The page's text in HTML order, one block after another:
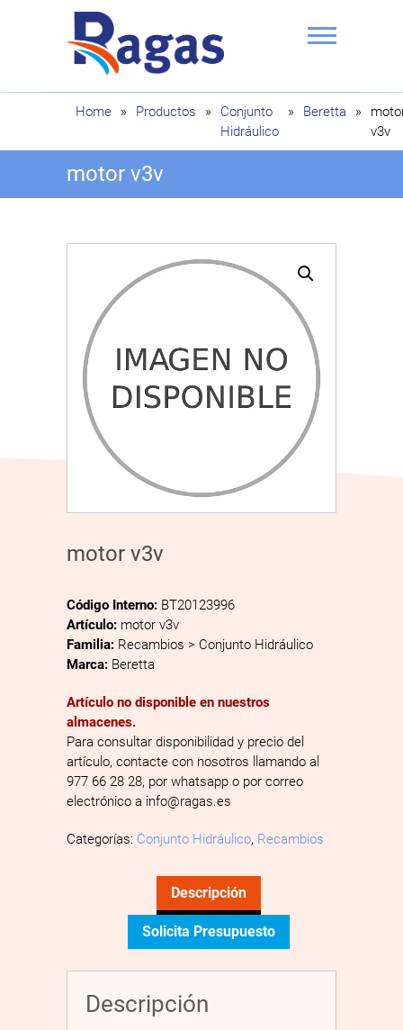
Ragas
Home » Productos »
Conjunto
Hidráulico
» Beretta »
v3v
motor v3v
motor v3v
Código Interno: BT20123996
Artículo: motor v3v
Familia: Recambios > Conjunto Hidráulico
Marca: Beretta
Artículo no disponible en nuestros
almacenes.
Para consultar disponibilidad y precio del
artículo, contacte con nosotros llamando al
977 66 28 28, por whatsapp o por correo
electrónico a info@ragas.es
Categorías: Conjunto Hidráulico, Recambios
Descripción
Solicita Presupuesto
Descripción